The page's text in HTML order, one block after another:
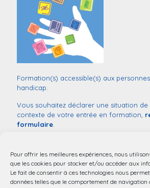
Pour offrir les meilleures expériences, nous
que les cookies pour stocker et/ou accéder aux
Le fait de consentir à ces technologies nous
données telles que le comportement de navigation
Formation(s) accessible(s) aux
handicap.
Vous souhaitez déclarer une situation de
contexte de votre entrée en formation,
formulaire.
Référent handicap :03 20 44 52 03
mail:handicap@chu-lille.fr
Accessibilité aux personnes à mobilité